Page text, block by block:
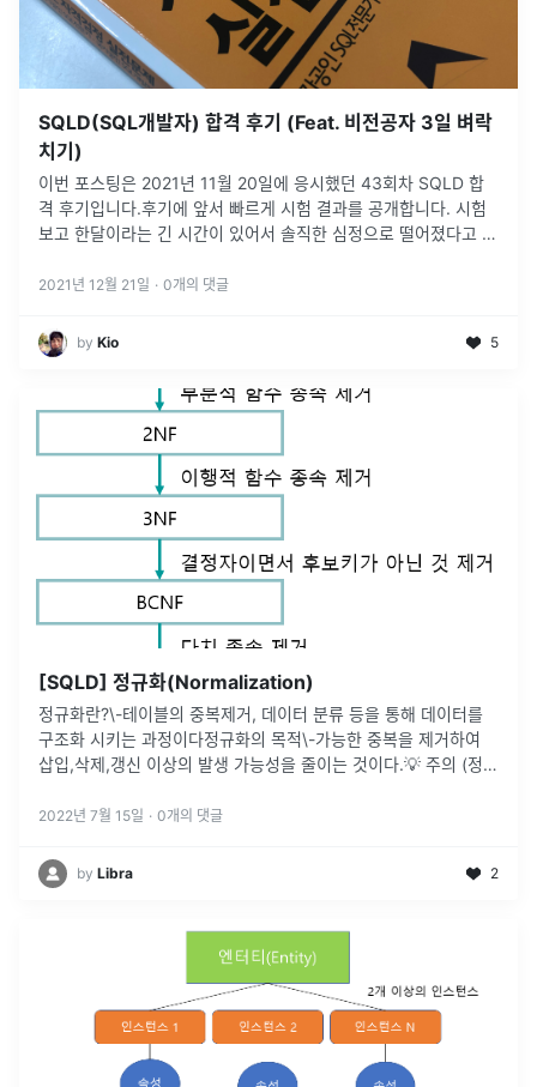
SQLD(SQL개발자) 합격 후기 (Feat. 비전공자 3일 벼락
치기)
이번 포스팅은 2021년 11월 20일에 응시했던 43회차 SQLD 합
격 후기입니다.후기에 앞서 빠르게 시험 결과를 공개합니다. 시험
보고 한달이라는 긴 시간이 있어서 솔직한 심정으로 떨어졌다고 생
비전공자...
2021년 12월 21일 · 0개의 댓글
by Kio 5
[SQLD] 정규화(Normalization)
정규화란?\-테이블의 중복제거, 데이터 분류 등을 통해 데이터를
구조화 시키는 과정이다정규화의 목적\-가능한 중복을 제거하여
삽입,삭제,갱신 이상의 발생 가능성을 줄이는 것이다.💡 주의 (정규
향상...
2022년 7월 15일 · 0개의 댓글
by Libra 2